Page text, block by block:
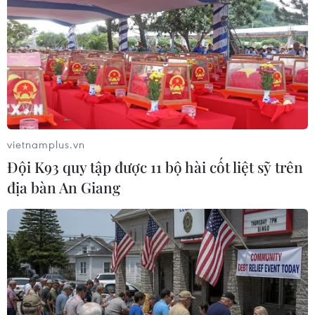
Xem thêm
CƠ QUAN CHỦ QUẢN: THÔNG TẤN XÃ VIỆT NAM
Tổng Biên tập: TRẦN TIẾN DUẨN
Phó Tổng Biên tập: NGUYỄN THỊ TÁM, KHÚC THANH
THỦY
Sở hữu trí tuệ
Quy định sử dụng
RSS
Hỗ trợ
Ngôn ngữ
TTXVN
vietnamplus.vn
Đội K93 quy tập được 11 bộ hài cốt liệt sỹ trên
địa bàn An Giang